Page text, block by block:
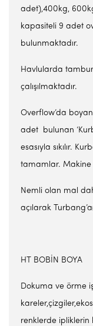
adet),400kg,
kapasiteli 9 adet
bulunmaktadır.
Havlularda
çalışılmaktadır.
Overflow’da
adet bulunan
esasıyla sıkılır.
tamamlar. Makine
Nemli olan mal
açılarak
HT BOBİN BOYA
Dokuma ve örme
renklerde ipliklerin